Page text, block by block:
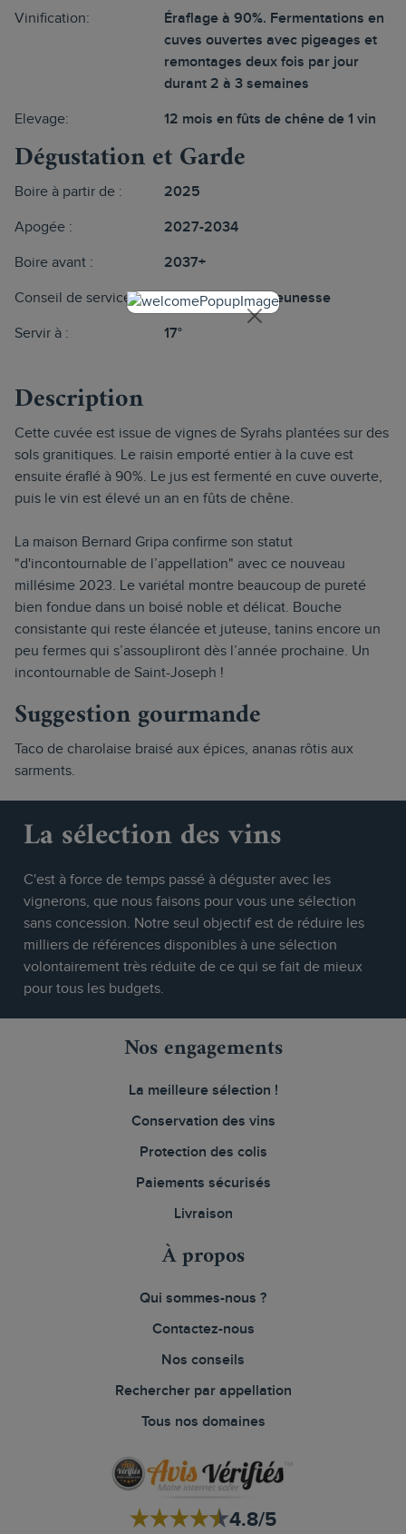
Vinification:
Éraflage à 90%. Fermentations en
cuves ouvertes avec pigeages et
remontages deux fois par jour
durant 2 à 3 semaines
Elevage: 12 mois en fûts de chêne de 1 vin
Dégustation et Garde
Boire à partir de : 2025
Apogée : 2027-2034
Boire avant : 2037+
Conseil de service : Carafer dans sa jeunesse
Servir à : 17°
Description
Cette cuvée est issue de vignes de Syrahs plantées sur des
sols granitiques. Le raisin emporté entier à la cuve est
ensuite éraflé à 90%. Le jus est fermenté en cuve ouverte,
puis le vin est élevé un an en fûts de chêne.
La maison Bernard Gripa confirme son statut
"d'incontournable de l’appellation" avec ce nouveau
millésime 2023. Le variétal montre beaucoup de pureté
bien fondue dans un boisé noble et délicat. Bouche
consistante qui reste élancée et juteuse, tanins encore un
peu fermes qui s’assoupliront dès l’année prochaine. Un
incontournable de Saint-Joseph !
Suggestion gourmande
Taco de charolaise braisé aux épices, ananas rôtis aux
sarments.
La sélection des vins
C'est à force de temps passé à déguster avec les
vignerons, que nous faisons pour vous une sélection
sans concession. Notre seul objectif est de réduire les
milliers de références disponibles à une sélection
volontairement très réduite de ce qui se fait de mieux
pour tous les budgets.
Nos engagements
La meilleure sélection !
Conservation des vins
Protection des colis
Paiements sécurisés
Livraison
À propos
Qui sommes-nous ?
Contactez-nous
Nos conseils
Rechercher par appellation
Tous nos domaines
4.8/5